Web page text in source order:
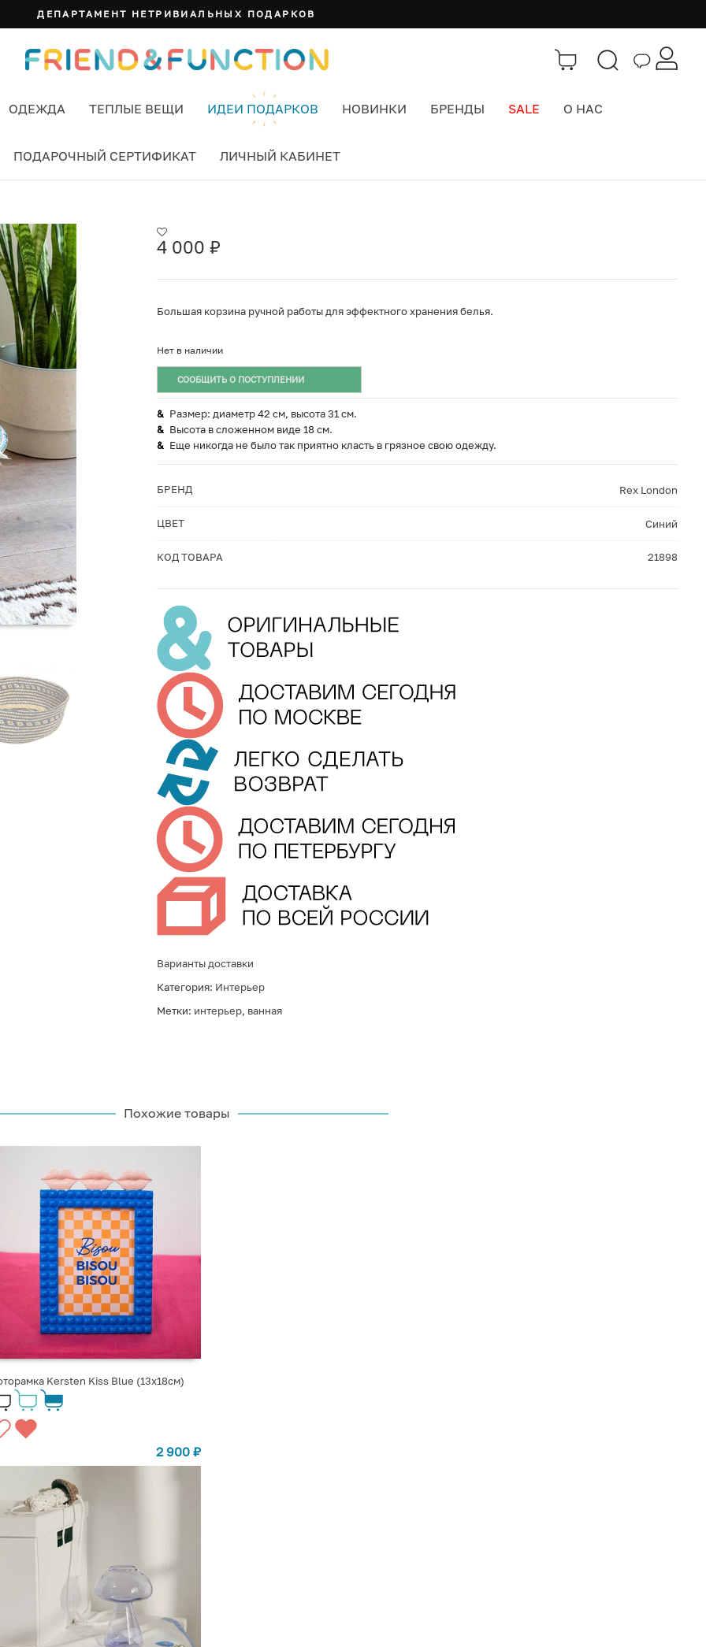
ДЕПАРТАМЕНТ НЕТРИВИАЛЬНЫХ ПОДАРКОВ
ОДЕЖДА ТЕПЛЫЕ ВЕЩИ ИДЕИ ПОДАРКОВ НОВИНКИ БРЕНДЫ SALE О НАС
ПОДАРОЧНЫЙ СЕРТИФИКАТ ЛИЧНЫЙ КАБИНЕТ
4 000 ₽
Большая корзина ручной работы для эффектного хранения белья.
Нет в наличии
СООБЩИТЬ О ПОСТУПЛЕНИИ
Размер: диаметр 42 см, высота 31 см.
Высота в сложенном виде 18 см.
Еще никогда не было так приятно класть в грязное свою одежду.
БРЕНД Rex London
ЦВЕТ Синий
КОД ТОВАРА 21898
Варианты доставки
Категория: Интерьер
Метки: интерьер, ванная
Похожие товары
Kersten Kiss Blue (13x18см)
2 900₽